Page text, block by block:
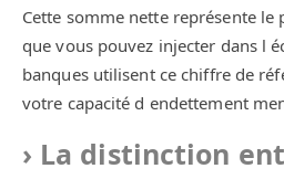
Cette somme nette représente le
que vous pouvez injecter dans l
banques utilisent ce chiffre de
votre capacité d endettement
La distinction